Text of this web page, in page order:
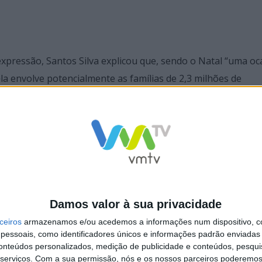
Damos valor à sua privacidade
armazenamos e/ou acedemos a informações num dispositivo,
como identificadores únicos e informações padrão
personalizados, medição de publicidade e conteúdos,
Com a sua permissão, nós e os nossos parceiros
Santos Silva explicou que, sendo o Natal “uma
envolve potencialmente as famílias de 2,3 milhões de
a 5 milhões quando se contam também os que já
vírus de forma a preservarmos esse bem maior que é a
que, para fora da Europa, o Ministério dos
não essenciais”, “designadamente para países fora
eventuais novos fechos de fronteiras na UE ante o
sempre foi e continua a ser contra medidas desse